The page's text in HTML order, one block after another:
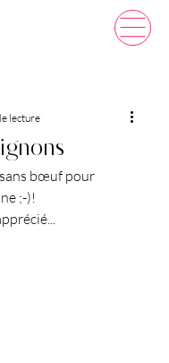
lecture
bœuf pour
;-)!